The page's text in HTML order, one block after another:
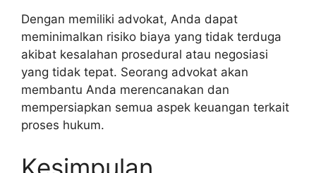
Dengan memiliki advokat, Anda dapat
meminimalkan risiko biaya yang tidak terduga
akibat kesalahan prosedural atau negosiasi
yang tidak tepat. Seorang advokat akan
membantu Anda merencanakan dan
mempersiapkan semua aspek keuangan terkait
proses hukum.